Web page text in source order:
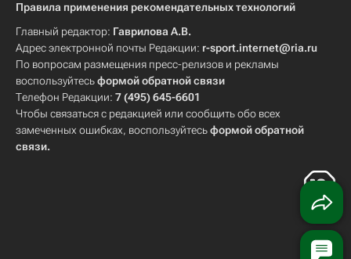
Правила применения рекомендательных технологий
Главный редактор: Гаврилова А.В.
Адрес электронной почты Редакции: r-sport.internet@ria.ru
По вопросам размещения пресс-релизов и рекламы
воспользуйтесьформой обратной связи
Телефон Редакции: 7 (495) 645-6601
Чтобы связаться с редакцией или сообщить обо всех
замеченных ошибках, воспользуйтесьформой обратной
связи.